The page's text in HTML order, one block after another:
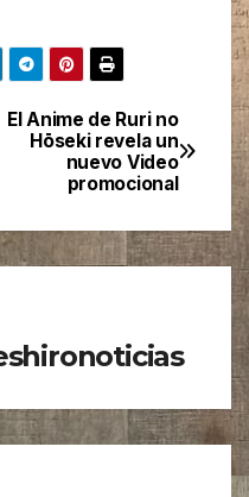
El Anime de Ruri no
Hōseki revela un
nuevo Video
promocional